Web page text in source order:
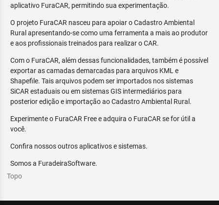
aplicativo FuraCAR, permitindo sua experimentação.
O projeto FuraCAR nasceu para apoiar o Cadastro Ambiental
Rural apresentando-se como uma ferramenta a mais ao produtor
e aos profissionais treinados para realizar o CAR.
Com o FuraCAR, além dessas funcionalidades, também é possível
exportar as camadas demarcadas para arquivos KML e
Shapefile. Tais arquivos podem ser importados nos sistemas
SiCAR estaduais ou em sistemas GIS intermediários para
posterior edição e importação ao Cadastro Ambiental Rural.
Experimente o FuraCAR Free e adquira o FuraCAR se for útil a
você.
Confira nossos outros aplicativos e sistemas.
Somos a FuradeiraSoftware.
Topo